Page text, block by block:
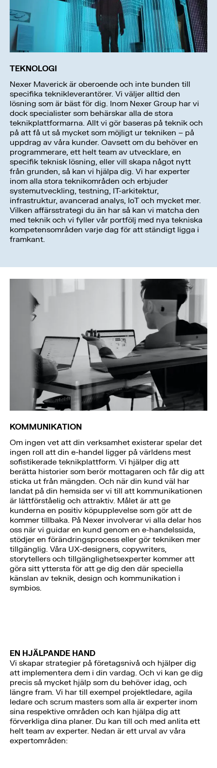
TEKNOLOGI
Nexer Maverick är oberoende och inte bunden till
specifika teknikleverantörer. Vi väljer alltid den
lösning som är bäst för dig. Inom Nexer Group har vi
dock specialister som behärskar alla de stora
teknikplattformarna. Allt vi gör baseras på teknik och
på att få ut så mycket som möjligt ur tekniken – på
uppdrag av våra kunder. Oavsett om du behöver en
programmerare, ett helt team av utvecklare, en
specifik teknisk lösning, eller vill skapa något nytt
från grunden, så kan vi hjälpa dig. Vi har experter
inom alla stora teknikområden och erbjuder
systemutveckling, testning, IT-arkitektur,
infrastruktur, avancerad analys, IoT och mycket mer.
Vilken affärsstrategi du än har så kan vi matcha den
med teknik och vi fyller vår portfölj med nya tekniska
kompetensområden varje dag för att ständigt ligga i
framkant.
KOMMUNIKATION
Om ingen vet att din verksamhet existerar spelar det
ingen roll att din e-handel ligger på världens mest
sofistikerade teknikplattform. Vi hjälper dig att
berätta historier som berör mottagaren och får dig att
sticka ut från mängden. Och när din kund väl har
landat på din hemsida ser vi till att kommunikationen
är lättförståelig och attraktiv. Målet är att ge
kunderna en positiv köpupplevelse som gör att de
kommer tillbaka. På Nexer involverar vi alla delar hos
oss när vi guidar en kund genom en e-handelssida,
stödjer en förändringsprocess eller gör tekniken mer
tillgänglig. Våra UX-designers, copywriters,
storytellers och tillgänglighetsexperter kommer att
göra sitt yttersta för att ge dig den där speciella
känslan av teknik, design och kommunikation i
symbios.
EN HJÄLPANDE HAND
Vi skapar strategier på företagsnivå och hjälper dig
att implementera dem i din vardag. Och vi kan ge dig
precis så mycket hjälp som du behöver idag, och
längre fram. Vi har till exempel projektledare, agila
ledare och scrum masters som alla är experter inom
sina respektive områden och kan hjälpa dig att
förverkliga dina planer. Du kan till och med anlita ett
helt team av experter. Nedan är ett urval av våra
expertområden: